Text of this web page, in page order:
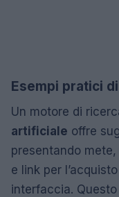
Esempi pratici
Un motore di
artificiale offre
presentando
e link per
interfaccia.